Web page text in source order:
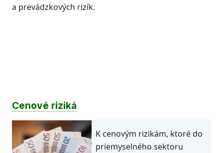
a prevádzkových rizík.
Cenové riziká
K cenovým rizikám, ktoré do
priemyselného sektoru